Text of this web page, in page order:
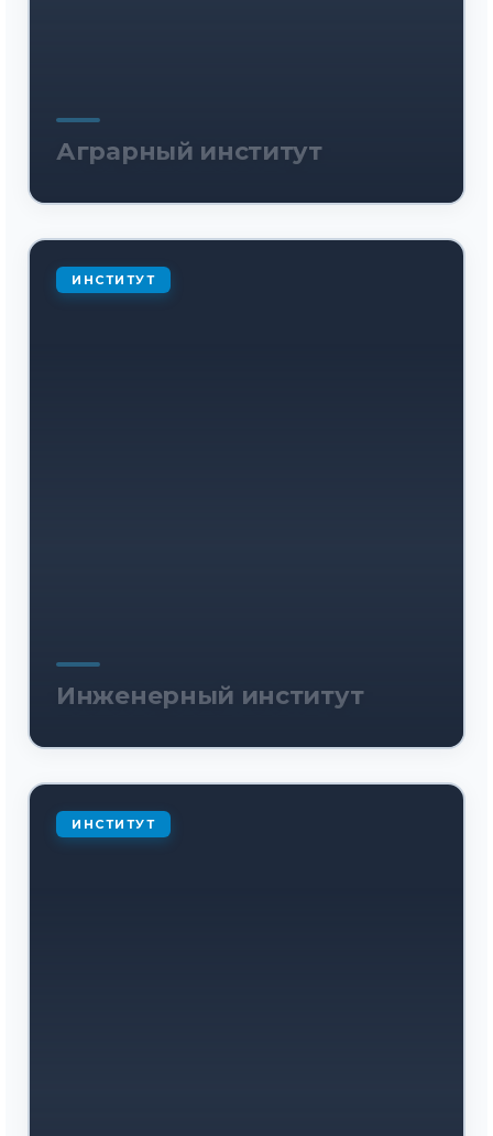
Аграрный институт
Инженерный институт
ИНСТИТУТ
ИНСТИТУТ